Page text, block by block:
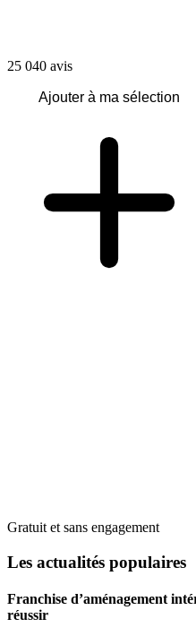
25 040 avis
Ajouter à ma sélection
Gratuit et sans engagement
Les actualités populaires
Franchise d’aménagement
réussir